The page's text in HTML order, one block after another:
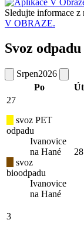
Sledujte informace z
V OBRAZE.
Svoz odpadu
Srpen2026
Po
Út
27
svoz PET
odpadu
Ivanovice
na Hané
svoz
bioodpadu
Ivanovice
na Hané
28
3